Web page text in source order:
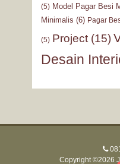
(5) Model Pagar Besi
Minimalis (6) Pagar
(5) Project(15)
Desain
Copyright ©2026